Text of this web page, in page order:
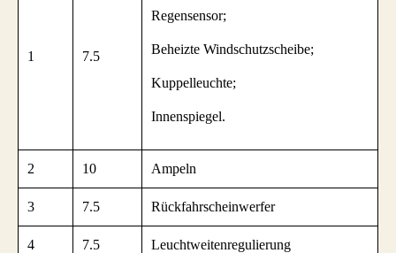
1 7.5
Regensensor;
Beheizte Windschutzscheibe;
Kuppelleuchte;
Innenspiegel.
2 10 Ampeln
3 7.5 Rückfahrscheinwerfer
4 7.5 Leuchtweitenregulierung